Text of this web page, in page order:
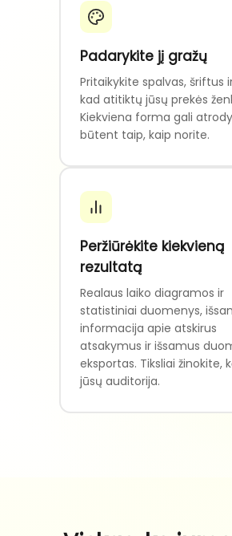
Padarykite jį gražų
Pritaikykite spalvas, šriftus
kad atitiktų jūsų prekės
Kiekviena forma gali
būtent taip, kaip norite.
Peržiūrėkite kiekvieną
rezultatą
Realaus laiko diagramos ir
statistiniai duomenys,
informacija apie atskirus
atsakymus ir išsamus
eksportas. Tiksliai žinokite,
jūsų auditorija.